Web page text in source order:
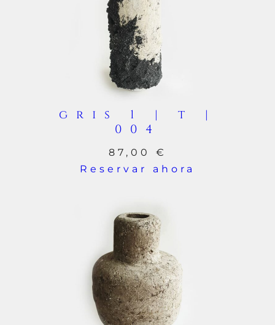
gris 1 | t |
004
87,00 €
Reservar ahora